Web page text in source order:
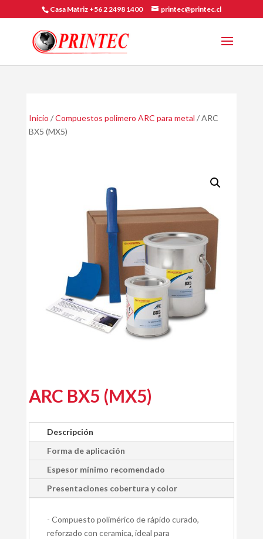
Casa Matriz +56 2 2498 1400 printec@printec.cl
Inicio /Compuestos polimero ARC para metal / ARC
BX5 (MX5)
ARC BX5 (MX5)
Descripción
Forma de aplicación
Espesor mínimo recomendado
Presentaciones cobertura y color
- Compuesto polimérico de rápido curado,
reforzado con ceramica, ideal para